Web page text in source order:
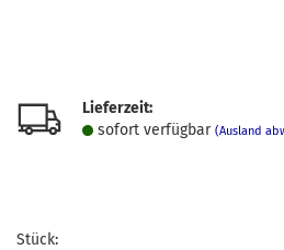
Lieferzeit:
sofort verfügbar (Ausland
Stück: